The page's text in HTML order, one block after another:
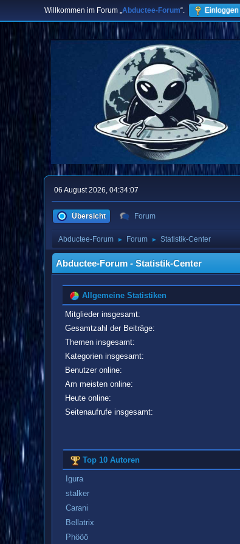
Willkommen im Forum „Abductee-Forum“. Einloggen
06 August 2026, 04:34:07
Übersicht Forum
Abductee-Forum ► Forum ► Statistik-Center
Abductee-Forum - Statistik-Center
Allgemeine Statistiken
Mitglieder insgesamt:
Gesamtzahl der Beiträge:
Themen insgesamt:
Kategorien insgesamt:
Benutzer online:
Am meisten online:
Heute online:
Seitenaufrufe insgesamt:
Top 10 Autoren
Igura
stalker
Carani
Bellatrix
Phööö